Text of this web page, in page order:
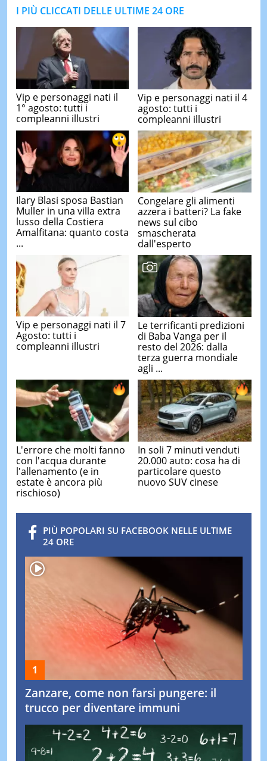
I PIÙ CLICCATI DELLE ULTIME 24 ORE
Vip e personaggi nati il
1° agosto: tutti i
compleanni illustri
Vip e personaggi nati il 4
agosto: tutti i
compleanni illustri
Ilary Blasi sposa Bastian
Muller in una villa extra
lusso della Costiera
Amalfitana: quanto costa
...
Congelare gli alimenti
azzera i batteri? La fake
news sul cibo
smascherata
dall'esperto
Vip e personaggi nati il 7
Agosto: tutti i
compleanni illustri
Le terrificanti predizioni
di Baba Vanga per il
resto del 2026: dalla
terza guerra mondiale
agli ...
L'errore che molti fanno
con l'acqua durante
l'allenamento (e in
estate è ancora più
rischioso)
In soli 7 minuti venduti
20.000 auto: cosa ha di
particolare questo
nuovo SUV cinese
PIÙ POPOLARI SU FACEBOOK NELLE ULTIME
24 ORE
Zanzare, come non farsi pungere: il
trucco per diventare immuni